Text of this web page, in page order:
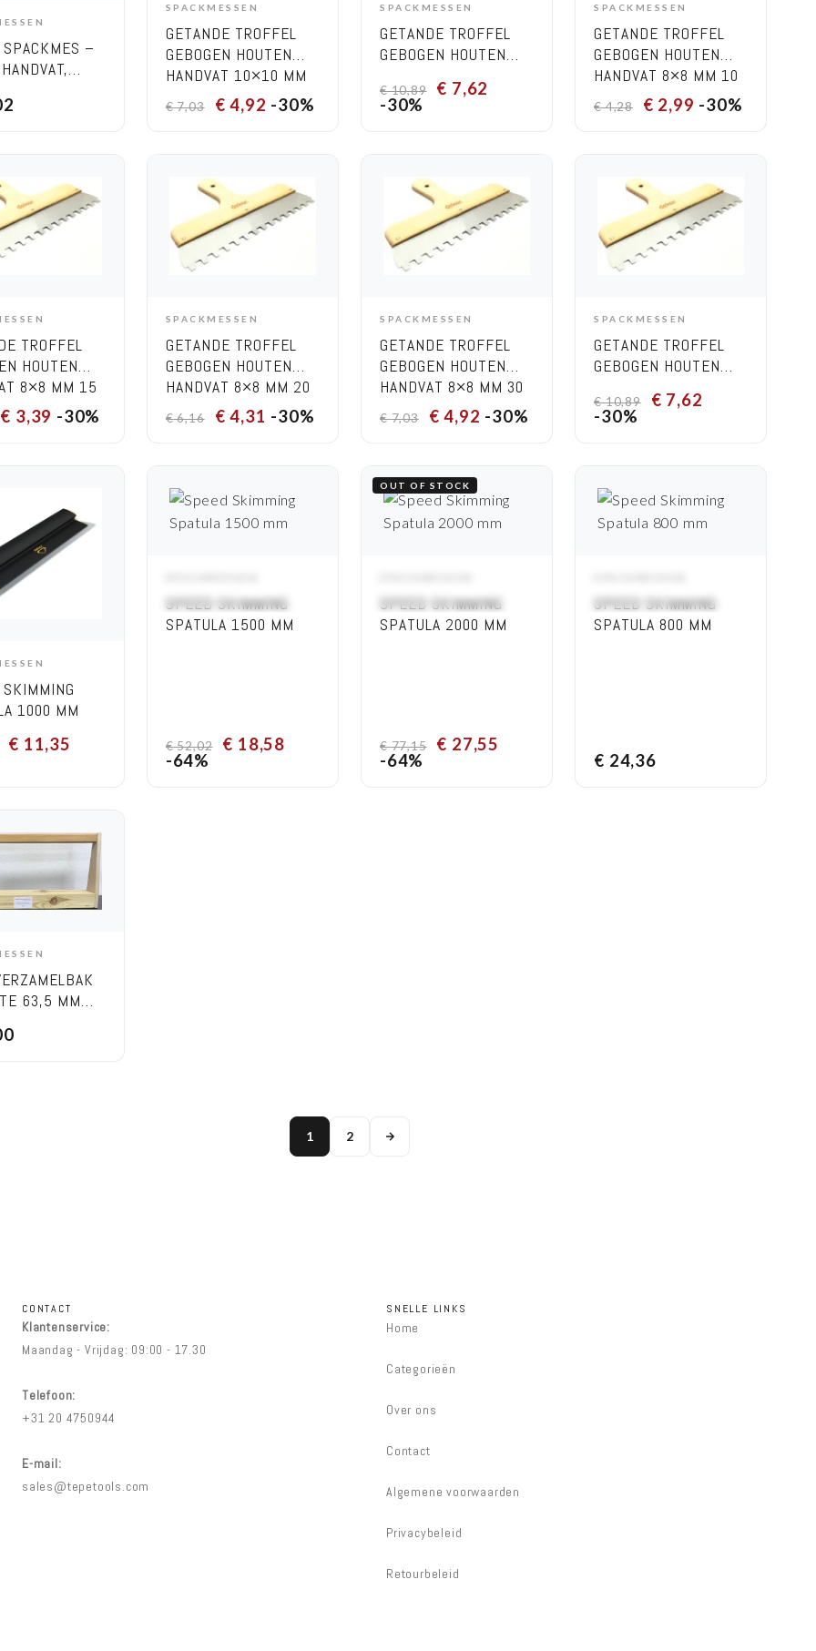
TO CART
SPACKMES –
ADD TO CART
SPACKMESSEN
GETANDE TROFFEL
GEBOGEN HOUTEN
HANDVAT 10×10 MM
€7,03 € 4,92 -30%
ADD TO CART
SPACKMESSEN
GETANDE TROFFEL
GEBOGEN HOUTEN
40 CM
€10,89 € 7,62
-30%
ADD TO CART
SPACKMESSEN
GETANDE TROFFEL
GEBOGEN HOUTEN
HANDVAT 8×8 MM 10
€4,28 € 2,99 -30%
TO CART
TROFFEL
HOUTEN
8×8 MM 15
€ 3,39 -30%
ADD TO CART
SPACKMESSEN
GETANDE TROFFEL
GEBOGEN HOUTEN
HANDVAT 8×8 MM 20
€6,16 € 4,31 -30%
ADD TO CART
SPACKMESSEN
GETANDE TROFFEL
GEBOGEN HOUTEN
HANDVAT 8×8 MM 30
€7,03 € 4,92 -30%
ADD TO CART
SPACKMESSEN
GETANDE TROFFEL
GEBOGEN HOUTEN
CM
€10,89 € 7,62
-30%
TO CART
1000 MM
€ 11,35
SPEED SKIMMING
SPATULA 1500 MM
€52,02 € 18,58
-64%
OUT OF STOCK
SPEED SKIMMING
SPATULA 2000 MM
€77,15 € 27,55
-64%
SPEED SKIMMING
SPATULA 800 MM
€ 24,36
TO CART
63,5 MM
1 2
CONTACT
Klantenservice:
Maandag - Vrijdag: 09:00 - 17.30
Telefoon:
+31 20 4750944
E-mail:
sales@tepetools.com
SNELLE LINKS
Home
Categorieën
Over ons
Contact
Algemene voorwaarden
Privacybeleid
Retourbeleid